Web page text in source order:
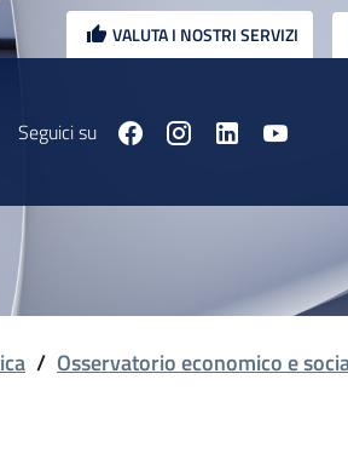
VALUTA I NOSTRI SERVIZI
Seguici su
/ Osservatorio economico e